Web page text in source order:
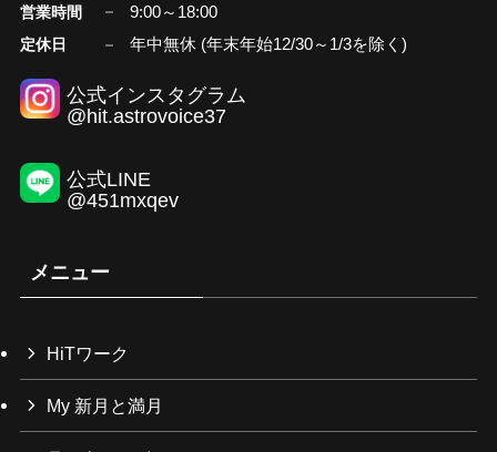
営業時間 9:00～18:00
定休日 年中無休 (年末年始12/30～1/3を除く)
公式インスタグラム
@hit.astrovoice37
公式LINE
@451mxqev
メニュー
HiTワーク
My 新月と満月